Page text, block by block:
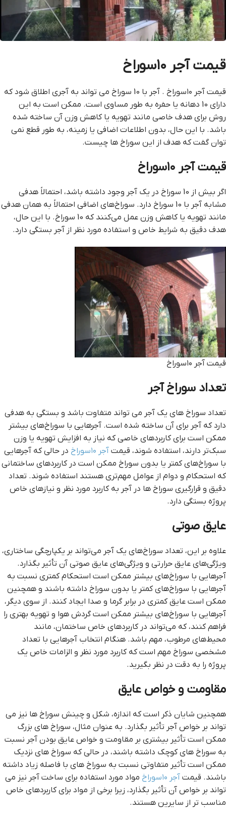
قیمت آجر ۱۰سوراخ
قیمت آجر ۱۰سوراخ . آجر با 10 سوراخ می تواند به آجری اطلاق شود که
دارای 10 دهانه یا حفره به طور مساوی است. ممکن است به این
روش برای هدف خاصی مانند تهویه یا کاهش وزن آن ساخته شده
باشد. با این حال، بدون اطلاعات اضافی یا زمینه، به طور قطع نمی
توان گفت که هدف از این سوراخ ها چیست.
قیمت آجر ۱۰سوراخ
اگر بیش از 10 سوراخ در یک آجر وجود داشته باشد، احتمالاً هدفی
مشابه آجر با 10 سوراخ دارد. سوراخ‌های اضافی احتمالاً به همان هدفی
مانند تهویه یا کاهش وزن عمل می‌کنند که 10 سوراخ. با این حال،
هدف دقیق به شرایط خاص و استفاده مورد نظر از آجر بستگی دارد.
قیمت آجر ۱۰سوراخ
تعداد سوراخ آجر
تعداد سوراخ های یک آجر می تواند متفاوت باشد و بستگی به هدفی
دارد که آجر برای آن ساخته شده است. آجرهایی با سوراخ‌های بیشتر
ممکن است برای کاربردهای خاصی که نیاز به افزایش تهویه یا وزن
سبک‌تر دارند، استفاده شوند، قیمت آجر ۱۰سوراخ
در حالی که آجرهایی
با سوراخ‌های کمتر یا بدون سوراخ ممکن است در کاربردهای ساختمانی
که استحکام و دوام از عوامل مهم‌تری هستند استفاده شوند. تعداد
دقیق و قرارگیری سوراخ ها در آجر به کاربرد مورد نظر و نیازهای خاص
پروژه بستگی دارد.
عایق صوتی
علاوه بر این، تعداد سوراخ‌های یک آجر می‌تواند بر یکپارچگی ساختاری،
ویژگی‌های عایق حرارتی و ویژگی‌های عایق صوتی آن تأثیر بگذارد.
آجرهایی با سوراخ‌های بیشتر ممکن است استحکام کمتری نسبت به
آجرهایی با سوراخ‌های کمتر یا بدون سوراخ داشته باشند و همچنین
ممکن است عایق کمتری در برابر گرما و صدا ایجاد کنند. از سوی دیگر،
آجرهایی با سوراخ‌های بیشتر ممکن است گردش هوا و تهویه بهتری را
فراهم کنند، که می‌تواند در کاربردهای خاص ساختمان، مانند
محیط‌های مرطوب، مهم باشد. هنگام انتخاب آجرهایی با تعداد
مشخصی سوراخ مهم است که کاربرد مورد نظر و الزامات خاص یک
پروژه را به دقت در نظر بگیرید.
مقاومت و خواص عایق
همچنین شایان ذکر است که اندازه، شکل و چینش سوراخ ها نیز می
تواند بر خواص آجر تأثیر بگذارد. به عنوان مثال، سوراخ های بزرگ
ممکن است تأثیر بیشتری بر مقاومت و خواص عایق بودن آجر نسبت
به سوراخ های کوچک داشته باشند، در حالی که سوراخ های نزدیک
ممکن است تأثیر متفاوتی نسبت به سوراخ های با فاصله زیاد داشته
باشند. قیمت آجر ۱۰سوراخ
مواد مورد استفاده برای ساخت آجر نیز می
تواند بر خواص آن تأثیر بگذارد، زیرا برخی از مواد برای کاربردهای خاص
مناسب تر از سایرین هستند.